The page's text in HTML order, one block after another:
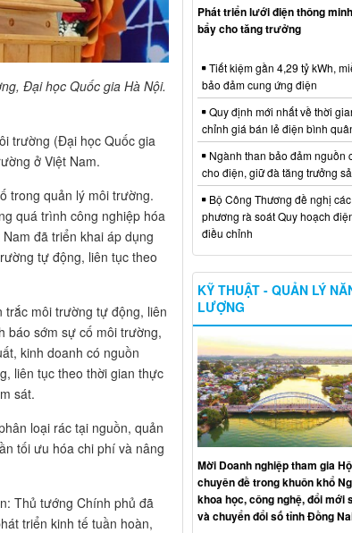
Đại học Quốc gia Hà Nội.
trường (Đại học Quốc gia
ở Việt Nam.
trong quản lý môi trường.
quá trình công nghiệp hóa
đã triển khai áp dụng
tự động, liên tục theo
trắc môi trường tự động, liên
báo sớm sự cố môi trường,
kinh doanh có nguồn
liên tục theo thời gian thực
sát.
loại rác tại nguồn, quản
tối ưu hóa chi phí và nâng
Thủ tướng Chính phủ đã
triển kinh tế tuần hoàn,
Phát triển lưới điện thông
bẩy cho tăng trưởng
Tiết kiệm gần 4,29 tỷ kWh,
bảo đảm cung ứng điện
Quy định mới nhất về thời
chỉnh giá bán lẻ điện bình
Ngành than bảo đảm nguồn
cho điện, giữ đà tăng trưởng
Bộ Công Thương đề nghị
phương rà soát Quy hoạch
điều chỉnh
KỸ THUẬT - QUẢN LÝ
LƯỢNG
Mời Doanh nghiệp tham gia
chuyên đề trong khuôn khổ
khoa học, công nghệ, đổi mới
và chuyển đổi số tỉnh Đồng